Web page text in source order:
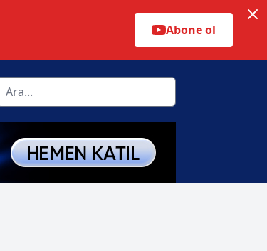
Abone ol